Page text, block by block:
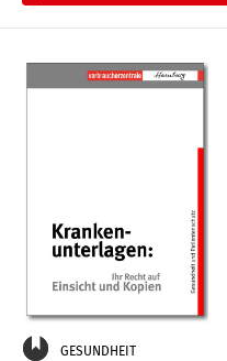
GESUNDHEIT